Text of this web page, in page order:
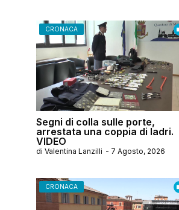
CRONACA
Segni di colla sulle porte,
arrestata una coppia di ladri.
VIDEO
di Valentina Lanzilli - 7 Agosto, 2026
CRONACA